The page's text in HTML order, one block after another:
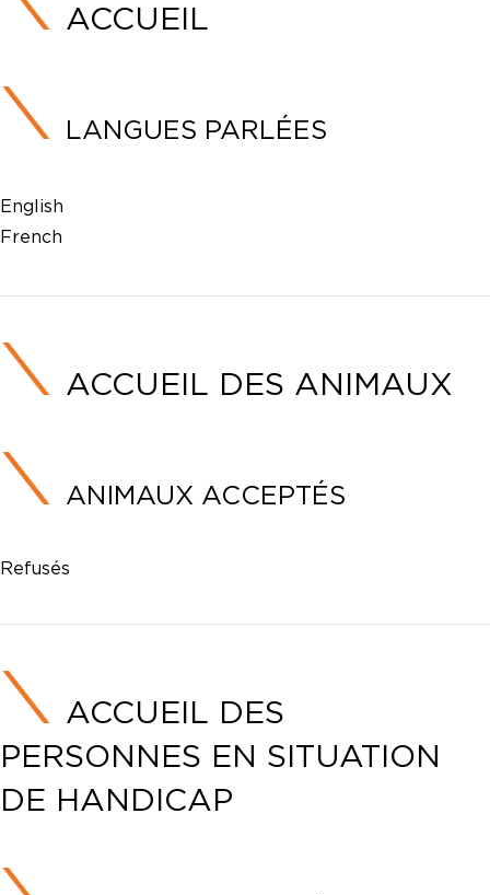
ACCUEIL
LANGUES PARLÉES
English
French
ACCUEIL DES ANIMAUX
ANIMAUX ACCEPTÉS
Refusés
ACCUEIL DES
PERSONNES EN SITUATION
DE HANDICAP